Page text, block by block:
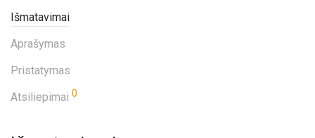
Išmatavimai
Aprašymas
Pristatymas
Atsiliepimai 0